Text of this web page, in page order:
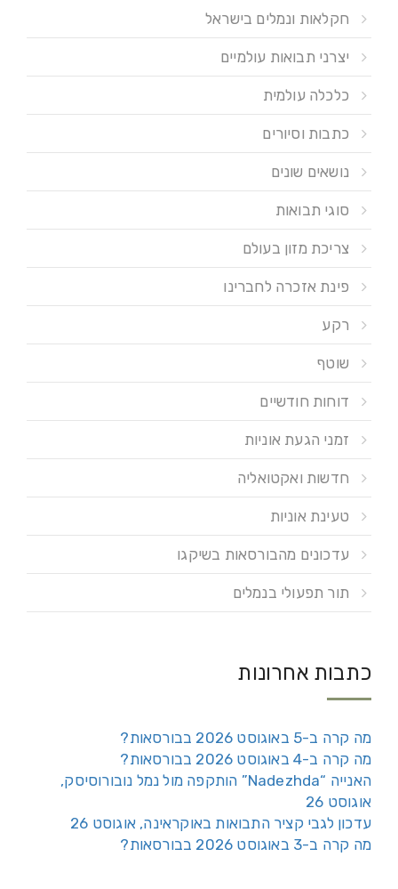
חקלאות ונמלים בישראל
יצרני תבואות עולמיים
כלכלה עולמית
כתבות וסיורים
נושאים שונים
סוגי תבואות
צריכת מזון בעולם
פינת אזכרה לחברינו
רקע
שוטף
דוחות חודשיים
זמני הגעת אוניות
חדשות ואקטואליה
טעינת אוניות
עדכונים מהבורסאות בשיקגו
תור תפעולי בנמלים
כתבות אחרונות
מה קרה ב-5 באוגוסט 2026 בבורסאות?
מה קרה ב-4 באוגוסט 2026 בבורסאות?
האנייה “Nadezhda” הותקפה מול נמל נובורוסיסק,
אוגוסט 26
עדכון לגבי קציר התבואות באוקראינה, אוגוסט 26
מה קרה ב-3 באוגוסט 2026 בבורסאות?